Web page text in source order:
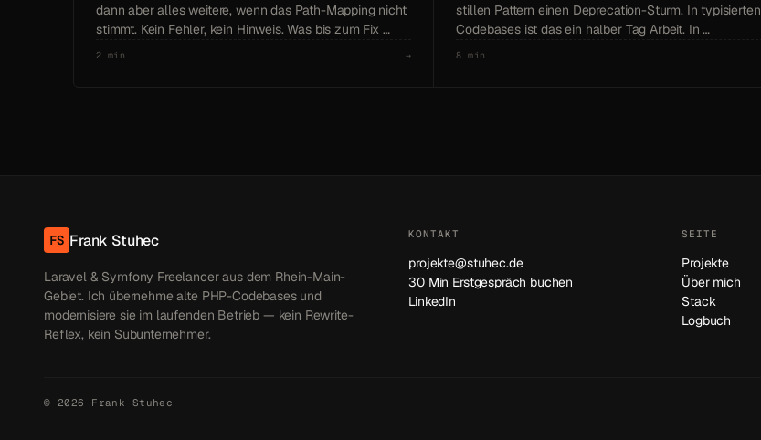
dann aber alles weitere, wenn das Path-Mapping nicht
stimmt. Kein Fehler, kein Hinweis. Was bis zum Fix …
2 min →
stillen Pattern einen Deprecation-Sturm. In typisierten
Codebases ist das ein halber Tag Arbeit. In …
8 min
FS Frank Stuhec
Laravel & Symfony Freelancer aus dem Rhein-Main-
Gebiet. Ich übernehme alte PHP-Codebases und
modernisiere sie im laufenden Betrieb — kein Rewrite-
Reflex, kein Subunternehmer.
KONTAKT
projekte@stuhec.de
30 Min Erstgespräch buchen
LinkedIn
SEITE
Projekte
Über mich
Stack
Logbuch
© 2026 Frank Stuhec